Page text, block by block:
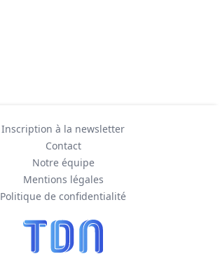
Inscription à la newsletter
Contact
Notre équipe
Mentions légales
Politique de confidentialité